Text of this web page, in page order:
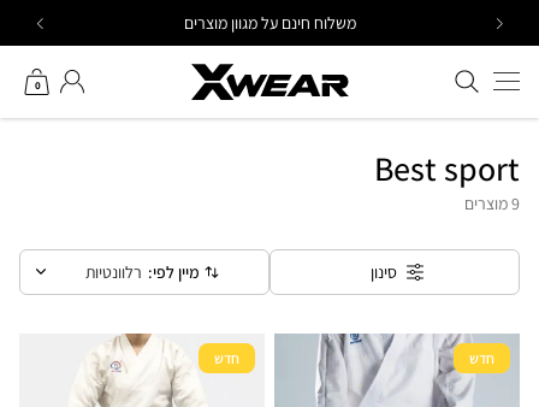
content
משלוח חינם על מגוון מוצרים
חיפוש באתר
0
החשבון שלי
Best sport
9 מוצרים
סינון מיין לפי: רלוונטיות
חדש חדש